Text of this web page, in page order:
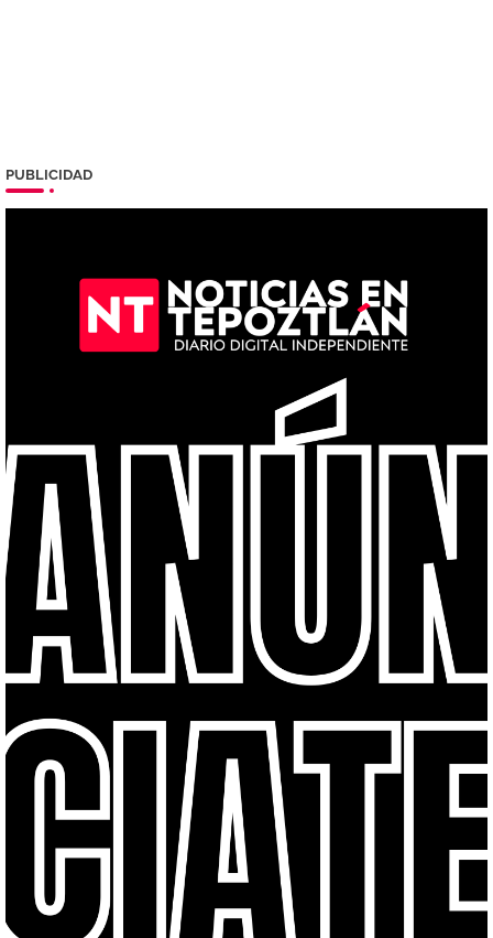
PUBLICIDAD